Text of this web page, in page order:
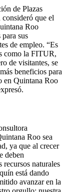
de Plazas
que el
Roo
sus
de empleo. “Es
como la FITUR,
de visitantes, se
beneficios para
en Quintana Roo
Roo sea
ya que al crecer
deben
recursos naturales
está dando
avanzar en la